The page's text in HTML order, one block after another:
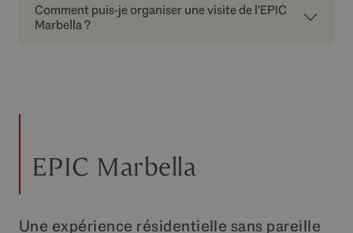
Comment puis-je organiser une visite de l'EPIC
Marbella ?
EPIC Marbella
Une expérience résidentielle sans pareille